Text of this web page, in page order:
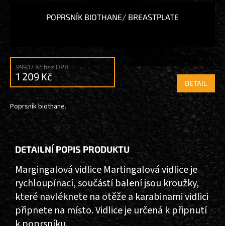
POPRSNÍK BIOTHANE/ BREASTPLATE
999,17 Kč bez DPH
1 209 Kč
DETAIL
Poprsník biothane.
DETAILNÍ POPIS PRODUKTU
Margingalová vidlice Martingalová vidlice je
rychloupínací, součástí balení jsou kroužky,
které navléknete na otěže a karabinami vidlici
připnete na místo. Vidlice je určená k připnutí